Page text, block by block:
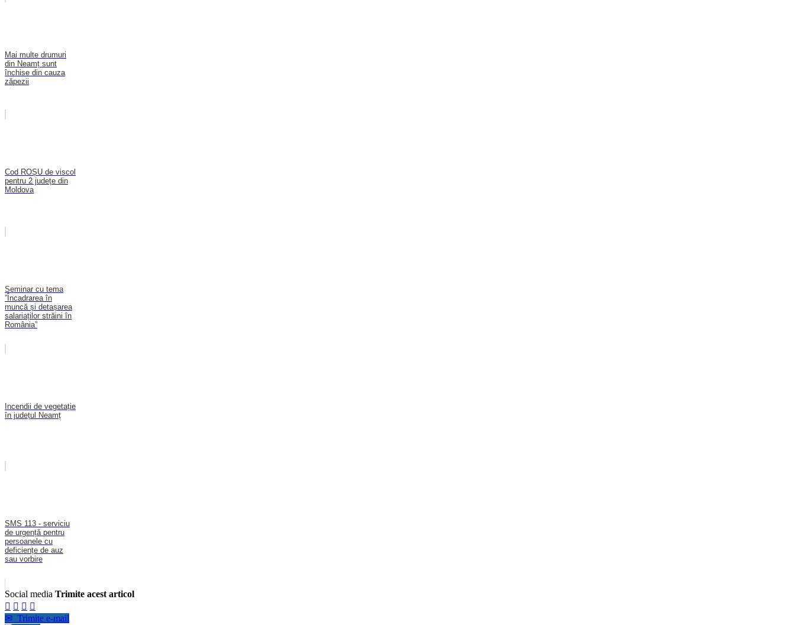
Mai multe drumuri
din Neamț sunt
închise din cauza
zăpezii
Cod ROȘU de viscol
pentru 2 județe din
Moldova
Seminar cu tema
”Încadrarea în
muncă și detașarea
salariaților străini în
România”
Incendii de vegetație
în județul Neamț
SMS 113 - serviciu
de urgență pentru
persoanele cu
deficiențe de auz
sau vorbire
Social media Trimite acest articol
   
✉ Trimite e-mail